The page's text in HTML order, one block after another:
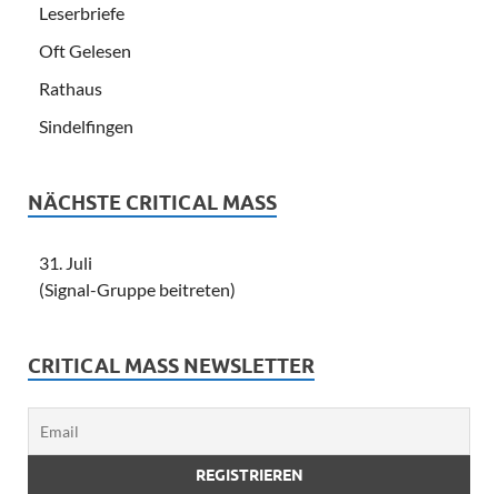
Leserbriefe
Oft Gelesen
Rathaus
Sindelfingen
NÄCHSTE CRITICAL MASS
31. Juli
(Signal-Gruppe beitreten)
CRITICAL MASS NEWSLETTER